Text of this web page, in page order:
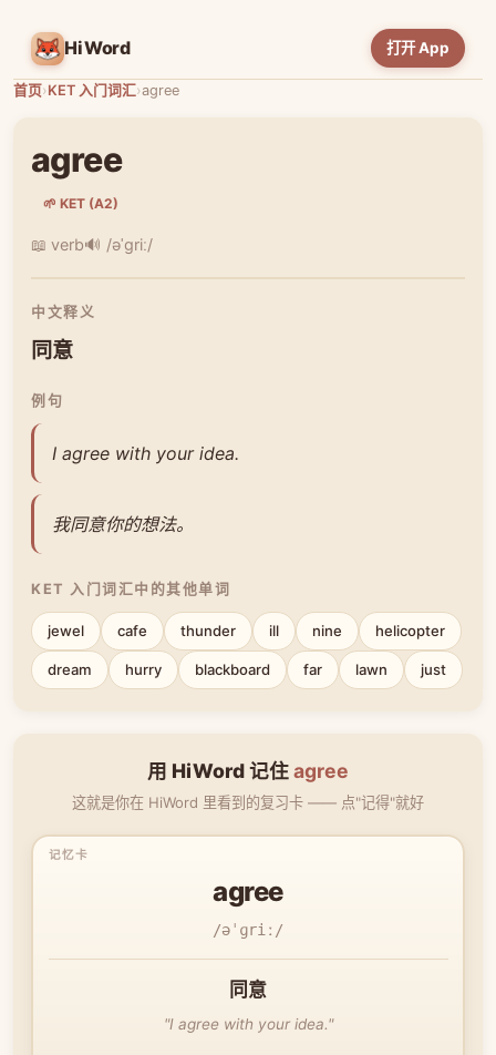
HiWord 打开 App
首页›KET 入门词汇›agree
agree
🌱 KET (A2)
📖 verb🔊 /əˈɡriː/
中文释义
同意
例句
I agree with your idea.
我同意你的想法。
KET 入门词汇中的其他单词
jewel cafe thunder ill nine helicopter
dream hurry blackboard far lawn just
用 HiWord 记住agree
这就是你在 HiWord 里看到的复习卡 —— 点"记得"就好
agree
/əˈɡriː/
同意
"I agree with your idea."